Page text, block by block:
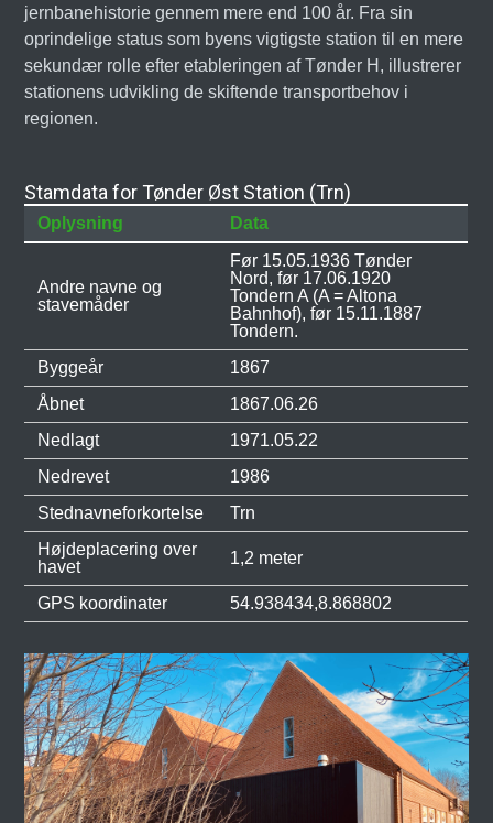
jernbanehistorie gennem mere end 100 år. Fra sin
oprindelige status som byens vigtigste station til en mere
sekundær rolle efter etableringen af Tønder H, illustrerer
stationens udvikling de skiftende transportbehov i
regionen.
Stamdata for Tønder Øst Station (Trn)
Oplysning Data
Andre navne og
stavemåder
Før 15.05.1936 Tønder
Nord, før 17.06.1920
Tondern A (A = Altona
Bahnhof), før 15.11.1887
Tondern.
Byggeår
1867
Åbnet
1867.06.26
Nedlagt
1971.05.22
Nedrevet
1986
Stednavneforkortelse
Trn
Højdeplacering over
havet
1,2 meter
GPS koordinater 54.938434,8.868802